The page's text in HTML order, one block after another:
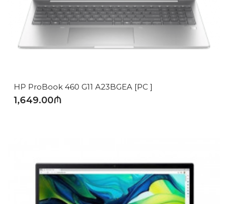
HP ProBook 460 G11 A23BGEA [PC ]
1,649.00₼